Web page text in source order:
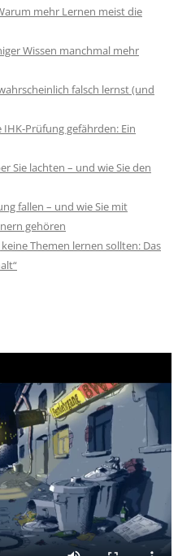
mehr Lernen meist die
Wissen manchmal mehr
falsch lernst (und
Prüfung gefährden: Ein
Sie lachten – und wie Sie den
fallen – und wie Sie mit
gehören
Themen lernen sollten: Das